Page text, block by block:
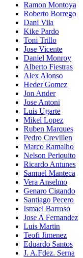
Ramon Montoya
Roberto Borrego
Dani Vila
Kike Pardo
Toni Trillo
Jose Vicente
Daniel Monroy
Alberto Fiestras
Alex Alonso
Heder Gomez
Jon Ander
Jose Antoni
Luis Ugarte
Mikel Lopez
Ruben Marques
Pedro Crevillen
Marco Ramalho
Nelson Periquito
Ricardo Antunes
Samuel Manteca
Vera Anselmo
Genaro Cigando
Santiago Pecero
Ismael Barroso
Jose A Fernandez
Luis Martin
Teofi Jimenez
Eduardo Santos
J. A.Fdez. Serna